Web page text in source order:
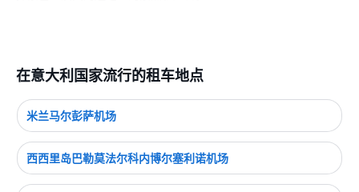
在意大利国家流行的租车地点
米兰马尔彭萨机场
西西里岛巴勒莫法尔科内博尔塞利诺机场